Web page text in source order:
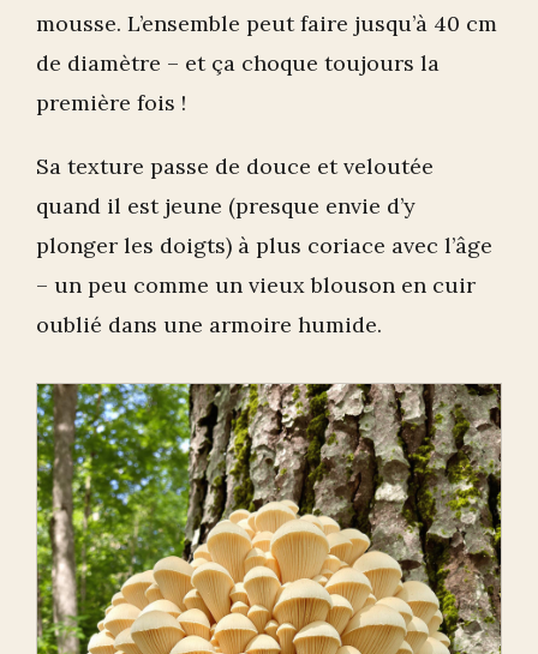
mousse. L’ensemble peut faire jusqu’à 40 cm
de diamètre – et ça choque toujours la
première fois !
Sa texture passe de douce et veloutée
quand il est jeune (presque envie d’y
plonger les doigts) à plus coriace avec l’âge
– un peu comme un vieux blouson en cuir
oublié dans une armoire humide.